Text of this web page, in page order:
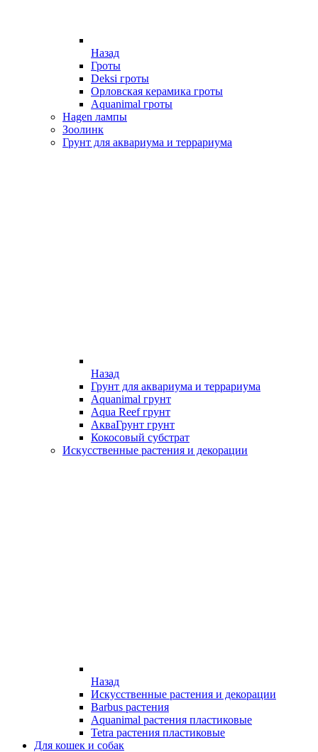
Назад
Гроты
Deksi гроты
Орловская керамика гроты
Aquanimal гроты
Hagen лампы
Зоолинк
Грунт для аквариума и террариума
Назад
Грунт для аквариума и террариума
Aquanimal грунт
Aqua Reef грунт
АкваГрунт грунт
Кокосовый субстрат
Искусственные растения и декорации
Назад
Искусственные растения и декорации
Barbus растения
Aquanimal растения пластиковые
Tetra растения пластиковые
Для кошек и собак